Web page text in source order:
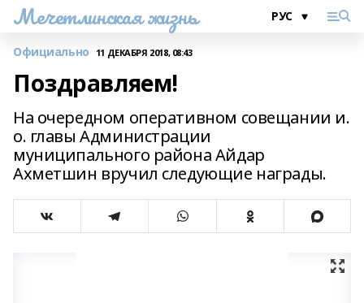
Мечетлинская жизнь
Официально 11 ДЕКАБРЯ 2018, 08:43
Поздравляем!
На очередном оперативном совещании и.
о. главы Администрации
муниципального района Айдар
Ахметшин вручил следующие награды.